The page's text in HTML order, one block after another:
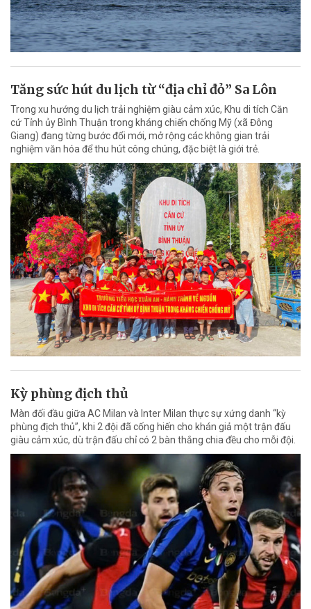
Tăng sức hút du lịch từ “địa chỉ đỏ” Sa Lôn
Trong xu hướng du lịch trải nghiệm giàu cảm xúc, Khu di tích Căn
cứ Tỉnh ủy Bình Thuận trong kháng chiến chống Mỹ (xã Đông
Giang) đang từng bước đổi mới, mở rộng các không gian trải
nghiệm văn hóa để thu hút công chúng, đặc biệt là giới trẻ.
Kỳ phùng địch thủ
Màn đối đầu giữa AC Milan và Inter Milan thực sự xứng danh “kỳ
phùng địch thủ”, khi 2 đội đã cống hiến cho khán giả một trận đấu
giàu cảm xúc, dù trận đấu chỉ có 2 bàn thắng chia đều cho mỗi đội.